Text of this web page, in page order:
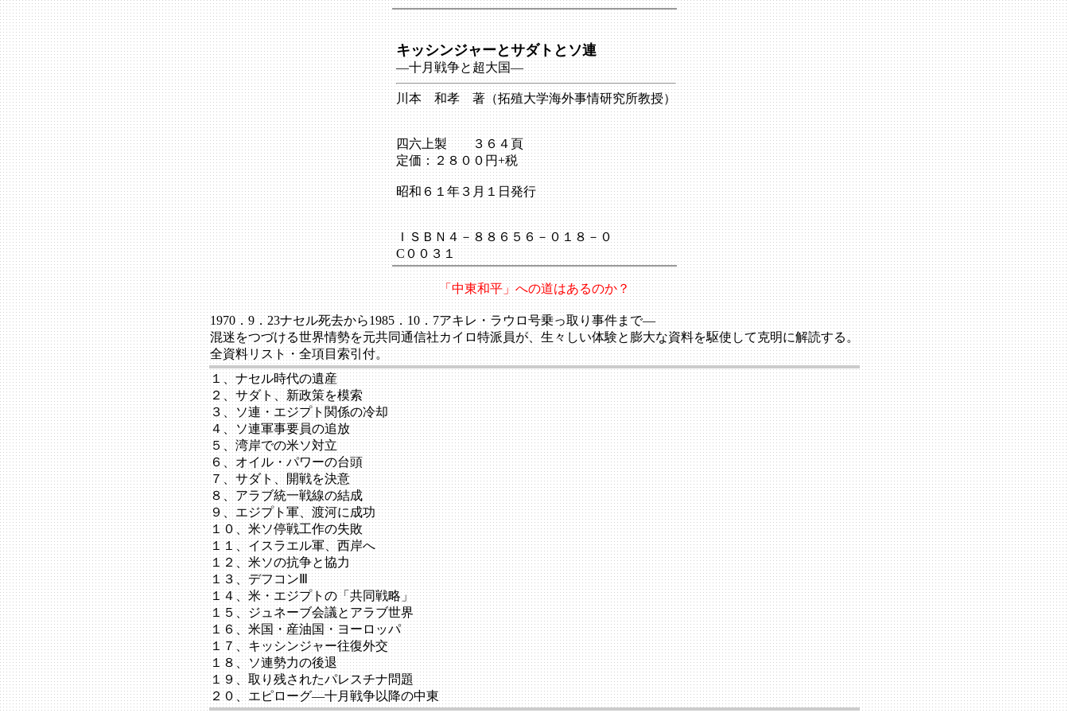
キッシンジャーとサダトとソ連
―十月戦争と超大国―
川本 和孝 著（拓殖大学海外事情研究所教授）
四六上製 ３６４頁
定価：２８００円+税
昭和６１年３月１日発行
ＩＳＢＮ４－８８６５６－０１８－０
C００３１
「中東和平」への道はあるのか？
1970．9．23ナセル死去から1985．10．7アキレ・ラウロ号乗っ取り事件まで―
混迷をつづける世界情勢を元共同通信社カイロ特派員が、生々しい体験と膨大な資料を駆使して克明に解読する。
全資料リスト・全項目索引付。
１、ナセル時代の遺産
２、サダト、新政策を模索
３、ソ連・エジプト関係の冷却
４、ソ連軍事要員の追放
５、湾岸での米ソ対立
６、オイル・パワーの台頭
７、サダト、開戦を決意
８、アラブ統一戦線の結成
９、エジプト軍、渡河に成功
１０、米ソ停戦工作の失敗
１１、イスラエル軍、西岸へ
１２、米ソの抗争と協力
１３、デフコンⅢ
１４、米・エジプトの「共同戦略」
１５、ジュネーブ会議とアラブ世界
１６、米国・産油国・ヨーロッパ
１７、キッシンジャー往復外交
１８、ソ連勢力の後退
１９、取り残されたパレスチナ問題
２０、エピローグ―十月戦争以降の中東